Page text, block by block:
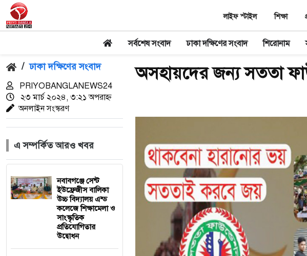
লাইফ স্টাইল শিক্ষা
সর্বশেষ সংবাদ ঢাকা দক্ষিণের সংবাদ শিরোনাম
/ ঢাকা দক্ষিণের সংবাদ
PRIYOBANGLANEWS24
২৩ মার্চ ২০২৪, ৩:২১ অপরাহ্ন
অনলাইন সংস্করণ
এ সম্পর্কিত আরও খবর
নবাবগঞ্জে সেন্ট
ইউফ্রেজীস বালিকা
উচ্চ বিদ্যালয় এন্ড
কলেজে শিক্ষামেলা ও
সাংস্কৃতিক
প্রতিযোগিতার
উদ্বোধন
অসহায়দের জন্য সততা